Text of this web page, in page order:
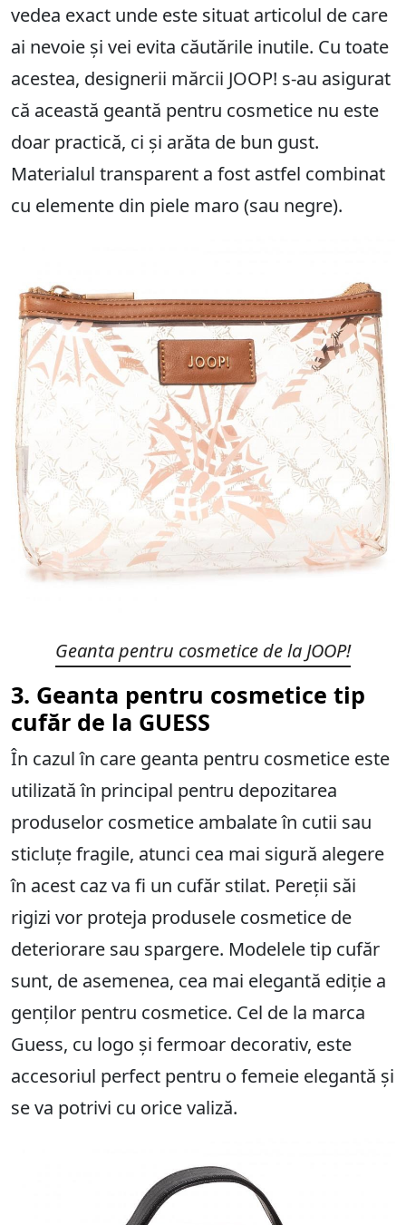
vedea exact unde este situat articolul de care
ai nevoie și vei evita căutările inutile. Cu toate
acestea, designerii mărcii JOOP! s-au asigurat
că această geantă pentru cosmetice nu este
doar practică, ci și arăta de bun gust.
Materialul transparent a fost astfel combinat
cu elemente din piele maro (sau negre).
Geanta pentru cosmetice de la JOOP!
3. Geanta pentru cosmetice tip
cufăr de la GUESS
În cazul în care geanta pentru cosmetice este
utilizată în principal pentru depozitarea
produselor cosmetice ambalate în cutii sau
sticluțe fragile, atunci cea mai sigură alegere
în acest caz va fi un cufăr stilat. Pereții săi
rigizi vor proteja produsele cosmetice de
deteriorare sau spargere. Modelele tip cufăr
sunt, de asemenea, cea mai elegantă ediție a
genților pentru cosmetice. Cel de la marca
Guess, cu logo și fermoar decorativ, este
accesoriul perfect pentru o femeie elegantă și
se va potrivi cu orice valiză.